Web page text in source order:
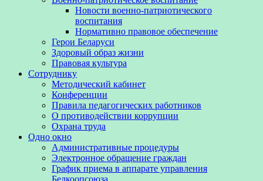
Новости военно-патриотического
воспитания
Нормативно правовое обеспечение
Герои Беларуси
Здоровый образ жизни
Правовая культура
Сотруднику
Методический кабинет
Конференции
Правила педагогических работников
О противодействии коррупции
Охрана труда
Одно окно
Административные процедуры
Электронное обращение граждан
График приема в аппарате управления
Белкоопсоюза